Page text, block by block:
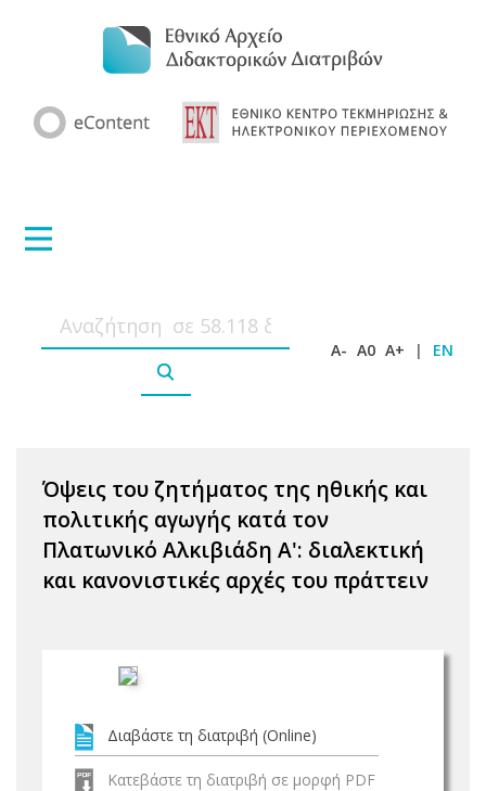
A- A0 A+ | EN
Όψεις του ζητήματος της ηθικής και
πολιτικής αγωγής κατά τον
Πλατωνικό Αλκιβιάδη Α': διαλεκτική
και κανονιστικές αρχές του πράττειν
Διαβάστε τη διατριβή (Online)
Κατεβάστε τη διατριβή σε μορφή PDF